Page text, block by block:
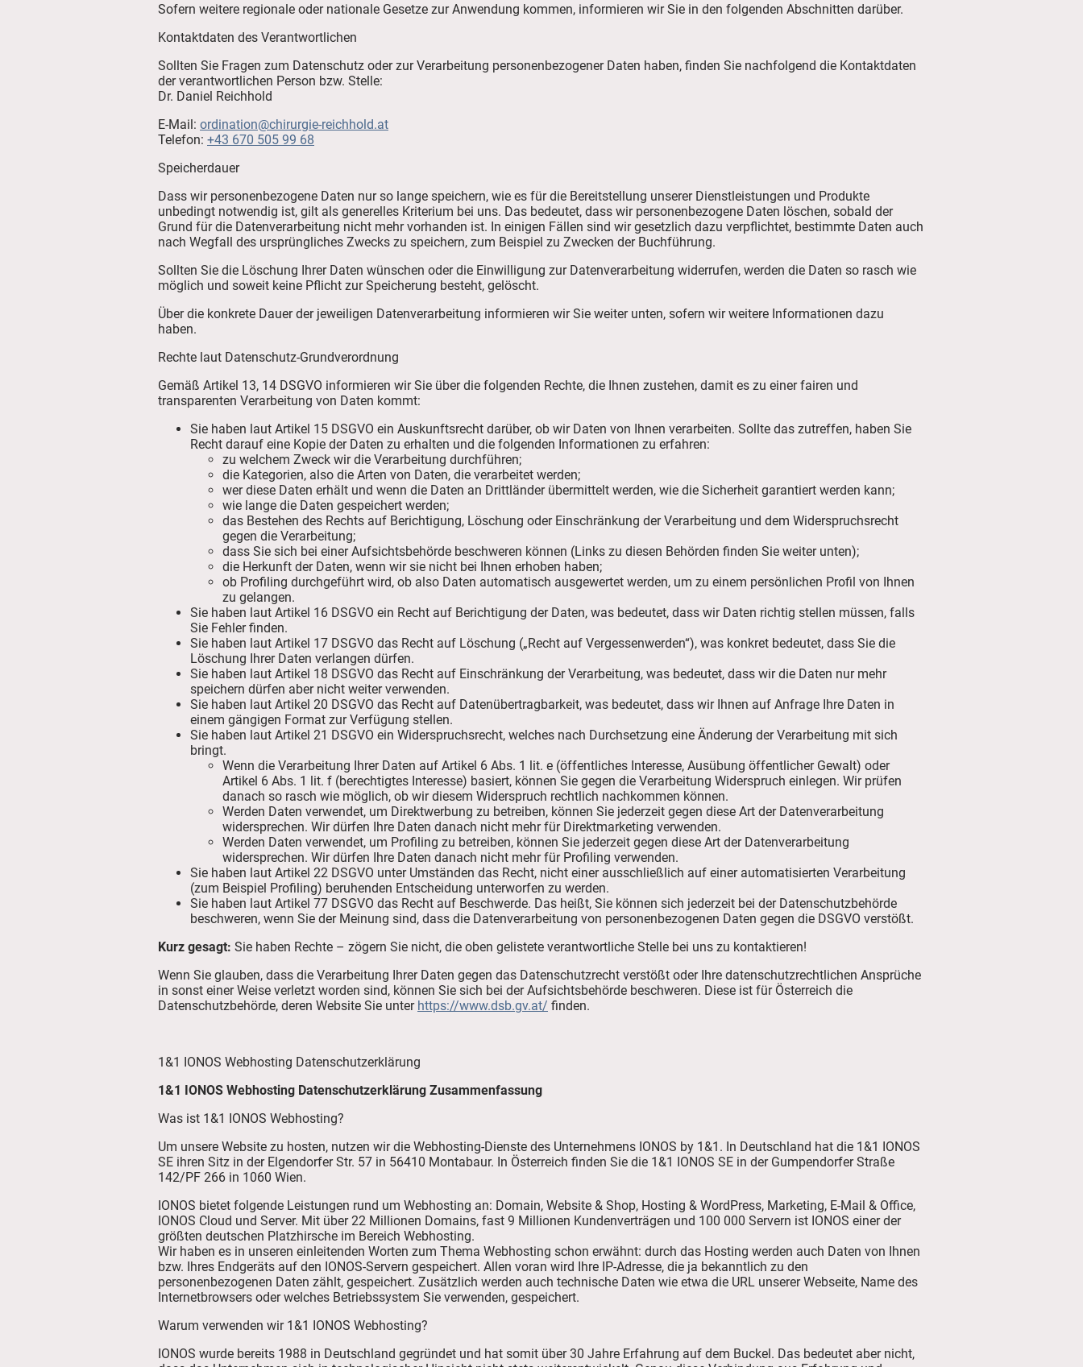
Sofern weitere regionale oder nationale Gesetze zur Anwendung kommen, informieren wir Sie in den folgenden Abschnitten darüber.
Kontaktdaten des Verantwortlichen
Sollten Sie Fragen zum Datenschutz oder zur Verarbeitung personenbezogener Daten haben, finden Sie nachfolgend die Kontaktdaten
der verantwortlichen Person bzw. Stelle:
Dr. Daniel Reichhold
E-Mail: ordination@chirurgie-reichhold.at
Telefon: +43 670 505 99 68
Speicherdauer
Dass wir personenbezogene Daten nur so lange speichern, wie es für die Bereitstellung unserer Dienstleistungen und Produkte
unbedingt notwendig ist, gilt als generelles Kriterium bei uns. Das bedeutet, dass wir personenbezogene Daten löschen, sobald der
Grund für die Datenverarbeitung nicht mehr vorhanden ist. In einigen Fällen sind wir gesetzlich dazu verpflichtet, bestimmte Daten auch
nach Wegfall des ursprüngliches Zwecks zu speichern, zum Beispiel zu Zwecken der Buchführung.
Sollten Sie die Löschung Ihrer Daten wünschen oder die Einwilligung zur Datenverarbeitung widerrufen, werden die Daten so rasch wie
möglich und soweit keine Pflicht zur Speicherung besteht, gelöscht.
Über die konkrete Dauer der jeweiligen Datenverarbeitung informieren wir Sie weiter unten, sofern wir weitere Informationen dazu
haben.
Rechte laut Datenschutz-Grundverordnung
Gemäß Artikel 13, 14 DSGVO informieren wir Sie über die folgenden Rechte, die Ihnen zustehen, damit es zu einer fairen und
transparenten Verarbeitung von Daten kommt:
Sie haben laut Artikel 15 DSGVO ein Auskunftsrecht darüber, ob wir Daten von Ihnen verarbeiten. Sollte das zutreffen, haben Sie
Recht darauf eine Kopie der Daten zu erhalten und die folgenden Informationen zu erfahren:
zu welchem Zweck wir die Verarbeitung durchführen;
die Kategorien, also die Arten von Daten, die verarbeitet werden;
wer diese Daten erhält und wenn die Daten an Drittländer übermittelt werden, wie die Sicherheit garantiert werden kann;
wie lange die Daten gespeichert werden;
das Bestehen des Rechts auf Berichtigung, Löschung oder Einschränkung der Verarbeitung und dem Widerspruchsrecht
gegen die Verarbeitung;
dass Sie sich bei einer Aufsichtsbehörde beschweren können (Links zu diesen Behörden finden Sie weiter unten);
die Herkunft der Daten, wenn wir sie nicht bei Ihnen erhoben haben;
ob Profiling durchgeführt wird, ob also Daten automatisch ausgewertet werden, um zu einem persönlichen Profil von Ihnen
zu gelangen.
Sie haben laut Artikel 16 DSGVO ein Recht auf Berichtigung der Daten, was bedeutet, dass wir Daten richtig stellen müssen, falls
Sie Fehler finden.
Sie haben laut Artikel 17 DSGVO das Recht auf Löschung („Recht auf Vergessenwerden“), was konkret bedeutet, dass Sie die
Löschung Ihrer Daten verlangen dürfen.
Sie haben laut Artikel 18 DSGVO das Recht auf Einschränkung der Verarbeitung, was bedeutet, dass wir die Daten nur mehr
speichern dürfen aber nicht weiter verwenden.
Sie haben laut Artikel 20 DSGVO das Recht auf Datenübertragbarkeit, was bedeutet, dass wir Ihnen auf Anfrage Ihre Daten in
einem gängigen Format zur Verfügung stellen.
Sie haben laut Artikel 21 DSGVO ein Widerspruchsrecht, welches nach Durchsetzung eine Änderung der Verarbeitung mit sich
bringt.
Wenn die Verarbeitung Ihrer Daten auf Artikel 6 Abs. 1 lit. e (öffentliches Interesse, Ausübung öffentlicher Gewalt) oder
Artikel 6 Abs. 1 lit. f (berechtigtes Interesse) basiert, können Sie gegen die Verarbeitung Widerspruch einlegen. Wir prüfen
danach so rasch wie möglich, ob wir diesem Widerspruch rechtlich nachkommen können.
Werden Daten verwendet, um Direktwerbung zu betreiben, können Sie jederzeit gegen diese Art der Datenverarbeitung
widersprechen. Wir dürfen Ihre Daten danach nicht mehr für Direktmarketing verwenden.
Werden Daten verwendet, um Profiling zu betreiben, können Sie jederzeit gegen diese Art der Datenverarbeitung
widersprechen. Wir dürfen Ihre Daten danach nicht mehr für Profiling verwenden.
Sie haben laut Artikel 22 DSGVO unter Umständen das Recht, nicht einer ausschließlich auf einer automatisierten Verarbeitung
(zum Beispiel Profiling) beruhenden Entscheidung unterworfen zu werden.
Sie haben laut Artikel 77 DSGVO das Recht auf Beschwerde. Das heißt, Sie können sich jederzeit bei der Datenschutzbehörde
beschweren, wenn Sie der Meinung sind, dass die Datenverarbeitung von personenbezogenen Daten gegen die DSGVO verstößt.
Kurz gesagt: Sie haben Rechte – zögern Sie nicht, die oben gelistete verantwortliche Stelle bei uns zu kontaktieren!
Wenn Sie glauben, dass die Verarbeitung Ihrer Daten gegen das Datenschutzrecht verstößt oder Ihre datenschutzrechtlichen Ansprüche
in sonst einer Weise verletzt worden sind, können Sie sich bei der Aufsichtsbehörde beschweren. Diese ist für Österreich die
Datenschutzbehörde, deren Website Sie unter https://www.dsb.gv.at/ finden.
1&1 IONOS Webhosting Datenschutzerklärung
1&1 IONOS Webhosting Datenschutzerklärung Zusammenfassung
Was ist 1&1 IONOS Webhosting?
Um unsere Website zu hosten, nutzen wir die Webhosting-Dienste des Unternehmens IONOS by 1&1. In Deutschland hat die 1&1 IONOS
SE ihren Sitz in der Elgendorfer Str. 57 in 56410 Montabaur. In Österreich finden Sie die 1&1 IONOS SE in der Gumpendorfer Straße
142/PF 266 in 1060 Wien.
IONOS bietet folgende Leistungen rund um Webhosting an: Domain, Website & Shop, Hosting & WordPress, Marketing, E-Mail & Office,
IONOS Cloud und Server. Mit über 22 Millionen Domains, fast 9 Millionen Kundenverträgen und 100 000 Servern ist IONOS einer der
größten deutschen Platzhirsche im Bereich Webhosting.
Wir haben es in unseren einleitenden Worten zum Thema Webhosting schon erwähnt: durch das Hosting werden auch Daten von Ihnen
bzw. Ihres Endgeräts auf den IONOS-Servern gespeichert. Allen voran wird Ihre IP-Adresse, die ja bekanntlich zu den
personenbezogenen Daten zählt, gespeichert. Zusätzlich werden auch technische Daten wie etwa die URL unserer Webseite, Name des
Internetbrowsers oder welches Betriebssystem Sie verwenden, gespeichert.
Warum verwenden wir 1&1 IONOS Webhosting?
IONOS wurde bereits 1988 in Deutschland gegründet und hat somit über 30 Jahre Erfahrung auf dem Buckel. Das bedeutet aber nicht,